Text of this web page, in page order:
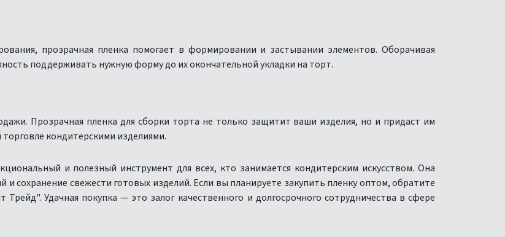
прозрачная пленка помогает в формировании и застывании элементов. Оборачивая
поддерживать нужную форму до их окончательной укладки на торт.
Прозрачная пленка для сборки торта не только защитит ваши изделия, но и придаст им
кондитерскими изделиями.
и полезный инструмент для всех, кто занимается кондитерским искусством. Она
сохранение свежести готовых изделий. Если вы планируете закупить пленку оптом, обратите
Удачная покупка — это залог качественного и долгосрочного сотрудничества в сфере